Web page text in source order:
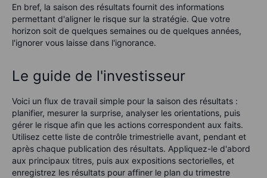
En bref, la saison des résultats fournit des informations
permettant d'aligner le risque sur la stratégie. Que votre
horizon soit de quelques semaines ou de quelques années,
l'ignorer vous laisse dans l'ignorance.
Le guide de l'investisseur
Voici un flux de travail simple pour la saison des résultats :
planifier, mesurer la surprise, analyser les orientations, puis
gérer le risque afin que les actions correspondent aux faits.
Utilisez cette liste de contrôle trimestrielle avant, pendant et
après chaque publication des résultats. Appliquez-le d'abord
aux principaux titres, puis aux expositions sectorielles, et
enregistrez les résultats pour affiner le plan du trimestre